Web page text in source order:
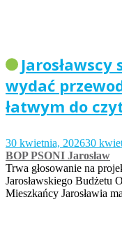
wydać
łatwym do
30 kwietnia, 202630
BOP PSONI Jarosław
Trwa głosowanie na
Jarosławskiego Budżetu
Mieszkańcy Jarosławia